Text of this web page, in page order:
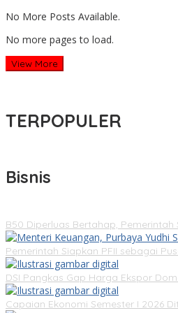
No More Posts Available.
No more pages to load.
View More
TERPOPULER
Bisnis
B50 Diperluas Bertahap,
Pemerintah Siapkan PFII sebagai
DSI Pangkas Gap Harga Ekspor
Capaian Ekonomi Semester I 2026